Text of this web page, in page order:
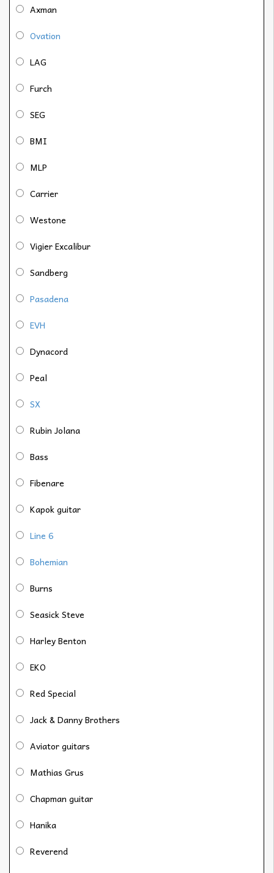
Axman
Ovation
LAG
Furch
SEG
BMI
MLP
Carrier
Westone
Vigier Excalibur
Sandberg
Pasadena
EVH
Dynacord
Peal
SX
Rubin Jolana
Bass
Fibenare
Kapok guitar
Line 6
Bohemian
Burns
Seasick Steve
Harley Benton
EKO
Red Special
Jack & Danny Brothers
Aviator guitars
Mathias Grus
Chapman guitar
Hanika
Reverend